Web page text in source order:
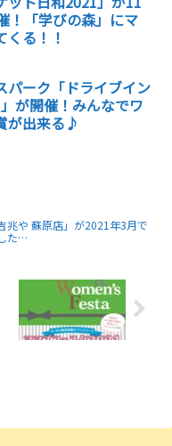
！「学びの森」にマ
くる！！
パーク「ドライブイン
が開催！みんなでワ
が出来る♪
兆や 蘇原店」が2021年3月で
た…